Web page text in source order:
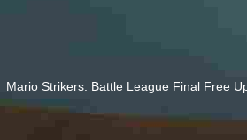
Mario Strikers: Battle League Final Free